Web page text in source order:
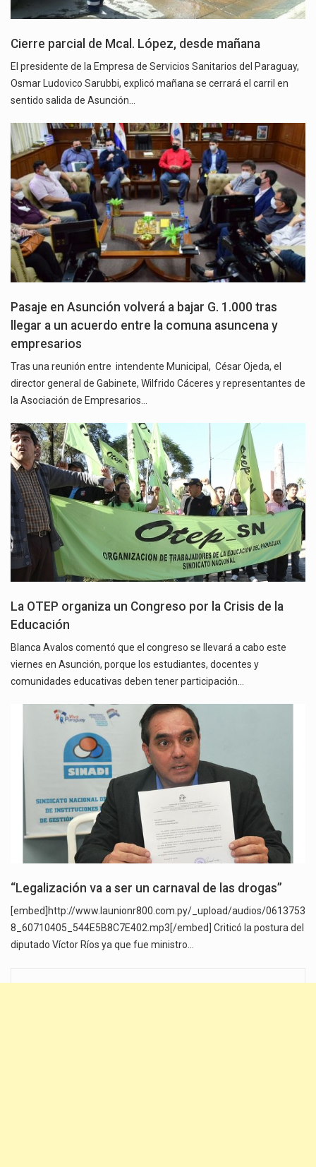
Cierre parcial de Mcal. López, desde mañana
El presidente de la Empresa de Servicios Sanitarios del Paraguay,
Osmar Ludovico Sarubbi, explicó mañana se cerrará el carril en
sentido salida de Asunción…
Pasaje en Asunción volverá a bajar G. 1.000 tras
llegar a un acuerdo entre la comuna asuncena y
empresarios
Tras una reunión entre intendente Municipal, César Ojeda, el
director general de Gabinete, Wilfrido Cáceres y representantes de
la Asociación de Empresarios…
La OTEP organiza un Congreso por la Crisis de la
Educación
Blanca Avalos comentó que el congreso se llevará a cabo este
viernes en Asunción, porque los estudiantes, docentes y
comunidades educativas deben tener participación…
“Legalización va a ser un carnaval de las drogas”
[embed]http://www.launionr800.com.py/_upload/audios/0613753
8_60710405_544E5B8C7E402.mp3[/embed] Criticó la postura del
diputado Víctor Ríos ya que fue ministro…